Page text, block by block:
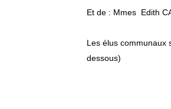
Et de : Mmes Edith
Les élus communaux
dessous)